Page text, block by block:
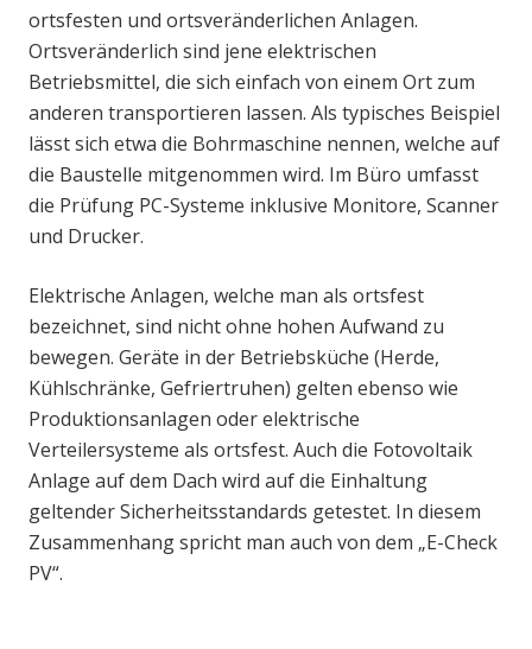
ortsfesten und ortsveränderlichen Anlagen.
Ortsveränderlich sind jene elektrischen
Betriebsmittel, die sich einfach von einem Ort zum
anderen transportieren lassen. Als typisches Beispiel
lässt sich etwa die Bohrmaschine nennen, welche auf
die Baustelle mitgenommen wird. Im Büro umfasst
die Prüfung PC-Systeme inklusive Monitore, Scanner
und Drucker.
Elektrische Anlagen, welche man als ortsfest
bezeichnet, sind nicht ohne hohen Aufwand zu
bewegen. Geräte in der Betriebsküche (Herde,
Kühlschränke, Gefriertruhen) gelten ebenso wie
Produktionsanlagen oder elektrische
Verteilersysteme als ortsfest. Auch die Fotovoltaik
Anlage auf dem Dach wird auf die Einhaltung
geltender Sicherheitsstandards getestet. In diesem
Zusammenhang spricht man auch von dem „E-Check
PV“.